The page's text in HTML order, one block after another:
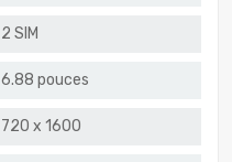
2 SIM
6.88 pouces
720 x 1600